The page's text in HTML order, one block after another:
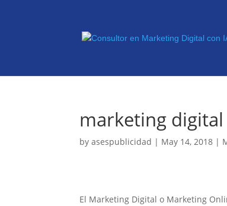
marketing
byasespublicidad | May 14, 2018 |
El Marketing Digital o Marketing